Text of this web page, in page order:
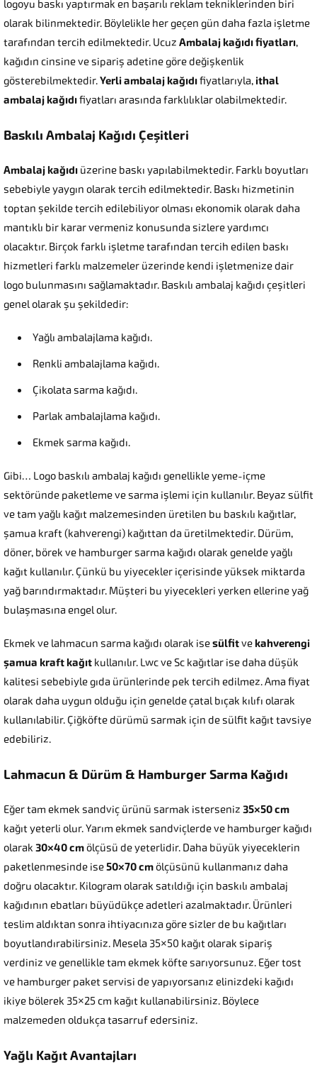
logoyu baskı yaptırmak en başarılı reklam tekniklerinden biri
olarak bilinmektedir. Böylelikle her geçen gün daha fazla işletme
tarafından tercih edilmektedir. Ucuz Ambalaj kağıdı fiyatları,
kağıdın cinsine ve sipariş adetine göre değişkenlik
gösterebilmektedir.Yerli ambalaj kağıdıfiyatlarıyla, ithal
ambalaj kağıdıfiyatları arasında farklılıklar olabilmektedir.
Baskılı Ambalaj Kağıdı Çeşitleri
Ambalaj kağıdı üzerine baskı yapılabilmektedir. Farklı boyutları
sebebiyle yaygın olarak tercih edilmektedir. Baskı hizmetinin
toptan şekilde tercih edilebiliyor olması ekonomik olarak daha
mantıklı bir karar vermeniz konusunda sizlere yardımcı
olacaktır. Birçok farklı işletme tarafından tercih edilen baskı
hizmetleri farklı malzemeler üzerinde kendi işletmenize dair
logo bulunmasını sağlamaktadır. Baskılı ambalaj kağıdı çeşitleri
genel olarak şu şekildedir:
Yağlı ambalajlama kağıdı.
Renkli ambalajlama kağıdı.
Çikolata sarma kağıdı.
Parlak ambalajlama kağıdı.
Ekmek sarma kağıdı.
Gibi… Logo baskılı ambalaj kağıdı genellikle yeme-içme
sektöründe paketleme ve sarma işlemi için kullanılır. Beyaz sülfit
ve tam yağlı kağıt malzemesinden üretilen bu baskılı kağıtlar,
şamua kraft (kahverengi) kağıttan da üretilmektedir. Dürüm,
döner, börek ve hamburger sarma kağıdı olarak genelde yağlı
kağıt kullanılır. Çünkü bu yiyecekler içerisinde yüksek miktarda
yağ barındırmaktadır. Müşteri bu yiyecekleri yerken ellerine yağ
bulaşmasına engel olur.
Ekmek ve lahmacun sarma kağıdı olarak isesülfitve kahverengi
şamua kraft kağıt kullanılır. Lwc ve Sc kağıtlar ise daha düşük
kalitesi sebebiyle gıda ürünlerinde pek tercih edilmez. Ama fiyat
olarak daha uygun olduğu için genelde çatal bıçak kılıfı olarak
kullanılabilir. Çiğköfte dürümü sarmak için de sülfit kağıt tavsiye
edebiliriz.
Lahmacun & Dürüm & Hamburger Sarma Kağıdı
Eğer tam ekmek sandviç ürünü sarmak isterseniz 35×50 cm
kağıt yeterli olur. Yarım ekmek sandviçlerde ve hamburger kağıdı
olarak 30×40 cmölçüsü de yeterlidir. Daha büyük yiyeceklerin
paketlenmesinde ise50×70 cmölçüsünü kullanmanız daha
doğru olacaktır. Kilogram olarak satıldığı için baskılı ambalaj
kağıdının ebatları büyüdükçe adetleri azalmaktadır. Ürünleri
teslim aldıktan sonra ihtiyacınıza göre sizler de bu kağıtları
boyutlandırabilirsiniz. Mesela 35×50 kağıt olarak sipariş
verdiniz ve genellikle tam ekmek köfte sarıyorsunuz. Eğer tost
ve hamburger paket servisi de yapıyorsanız elinizdeki kağıdı
ikiye bölerek 35×25 cm kağıt kullanabilirsiniz. Böylece
malzemeden oldukça tasarruf edersiniz.
Yağlı Kağıt Avantajları